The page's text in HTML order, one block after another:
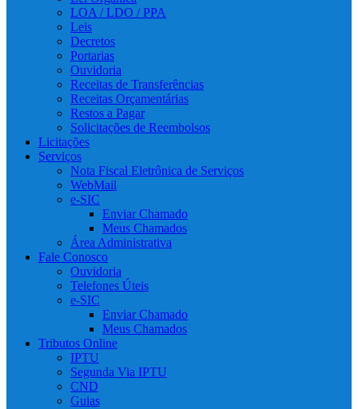
LOA / LDO / PPA
Leis
Decretos
Portarias
Ouvidoria
Receitas de Transferências
Receitas Orçamentárias
Restos a Pagar
Solicitações de Reembolsos
Licitações
Serviços
Nota Fiscal Eletrônica de Serviços
WebMail
e-SIC
Enviar Chamado
Meus Chamados
Área Administrativa
Fale Conosco
Ouvidoria
Telefones Úteis
e-SIC
Enviar Chamado
Meus Chamados
Tributos Online
IPTU
Segunda Via IPTU
CND
Guias